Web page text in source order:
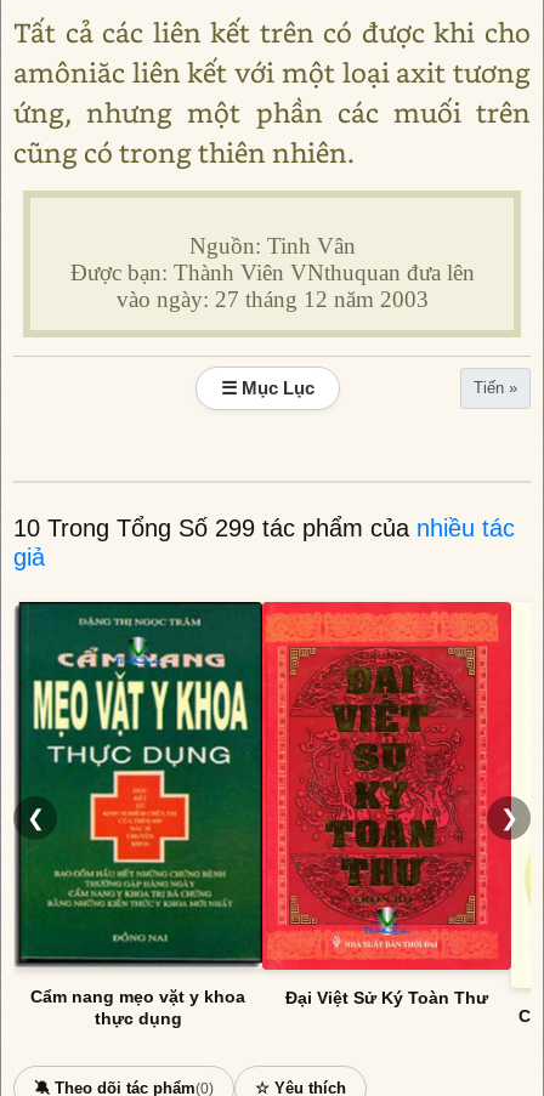
Tất cả các liên kết trên có được khi cho
amôniăc liên kết với một loại axit tương
ứng, nhưng một phần các muối trên
cũng có trong thiên nhiên.
Nguồn: Tinh Vân
Được bạn: Thành Viên VNthuquan đưa lên
vào ngày: 27 tháng 12 năm 2003
☰ Mục Lục Tiến »
10 Trong Tổng Số 299 tác phẩm của nhiều tác
giả
❮
Cẩm nang mẹo vặt y khoa
thực dụng
Đại Việt Sử Ký Toàn Thư
❯
🔕 Theo dõi tác phẩm(0) ☆ Yêu thích